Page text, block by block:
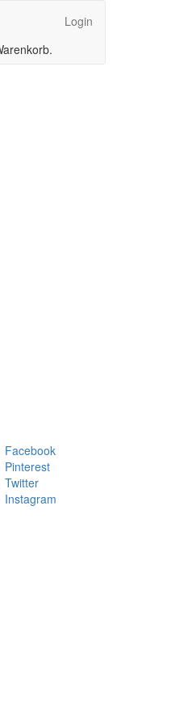
Login
Facebook
Pinterest
Twitter
Instagram